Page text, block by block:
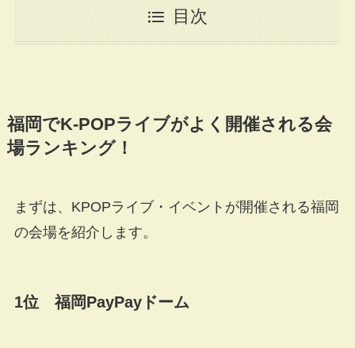
目次
福岡でK-POPライブがよく開催される会
場ランキング！
まずは、KPOPライブ・イベントが開催される福岡
の会場を紹介します。
1位 福岡PayPayドーム